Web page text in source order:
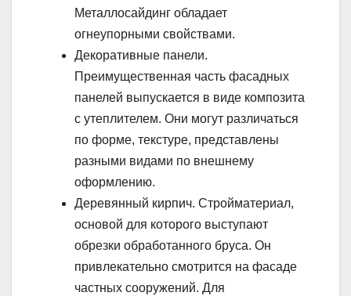
Металлосайдинг обладает
огнеупорными свойствами.
Декоративные панели.
Преимущественная часть фасадных
панелей выпускается в виде композита
с утеплителем. Они могут различаться
по форме, текстуре, представлены
разными видами по внешнему
оформлению.
Деревянный кирпич. Стройматериал,
основой для которого выступают
обрезки обработанного бруса. Он
привлекательно смотрится на фасаде
частных сооружений. Для